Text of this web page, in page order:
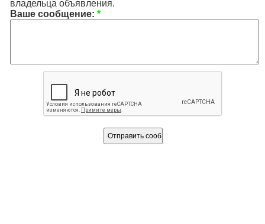
владельца объявления.
Ваше сообщение: *